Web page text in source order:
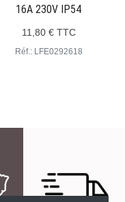
16A 230V IP54
11,80 € TTC
Réf.: LFE0292618